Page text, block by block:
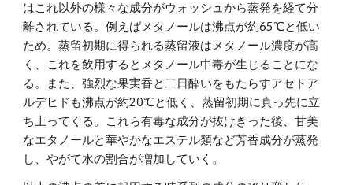
はこれ以外の様々な成分がウォッシュから蒸発を経て分
離されている。例えばメタノールは沸点が約65℃と低い
ため。蒸留初期に得られる蒸留液はメタノール濃度が高
く、これを飲用するとメタノール中毒が生じることにな
る。また、強烈な果実香と二日酔いをもたらすアセトア
ルデヒドも沸点が約20℃と低く、蒸留初期に真っ先に立
ち上ってくる。これら有毒な成分が抜けきった後、甘美
なエタノールと華やかなエステル類など芳香成分が蒸発
し、やがて水の割合が増加していく。